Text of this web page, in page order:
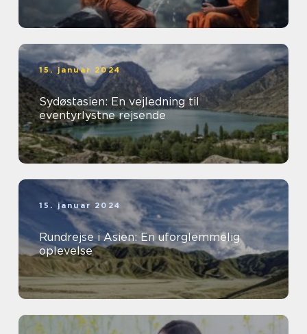
15. januar 2024
Sydøstasien: En vejledning til
eventyrlystne rejsende
15. januar 2024
Rundrejse i Asien: En uforglemmelig
oplevelse